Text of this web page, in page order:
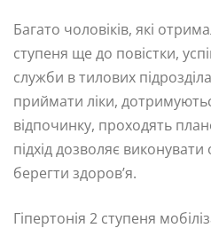
Багато чоловіків, які
ступеня ще до повістки,
служби в тилових
приймати ліки,
відпочинку, проходять
підхід дозволяє виконувати
берегти здоров’я.
Гіпертонія 2 ступеня